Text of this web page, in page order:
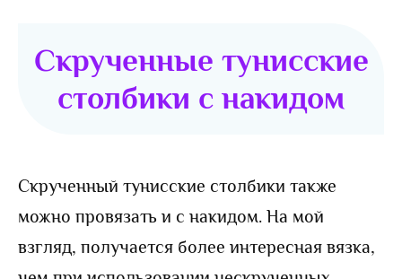
Скрученные тунисские
столбики с накидом
Скрученный тунисские столбики также
можно провязать и с накидом. На мой
взгляд, получается более интересная вязка,